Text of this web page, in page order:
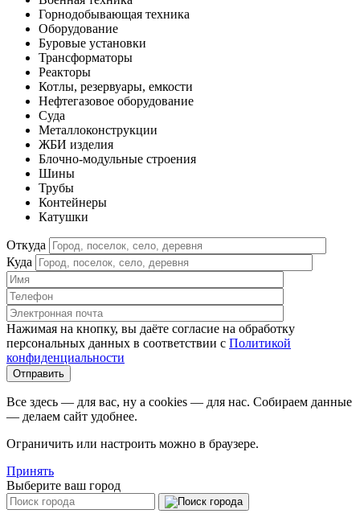
Горнодобывающая техника
Оборудование
Буровые установки
Трансформаторы
Реакторы
Котлы, резервуары, емкости
Нефтегазовое оборудование
Cуда
Металлоконструкции
ЖБИ изделия
Блочно-модульные строения
Шины
Трубы
Контейнеры
Катушки
Откуда
Куда
Нажимая на кнопку, вы даёте согласие на обработку
персональных данных в соответствии c Политикой
конфиденциальности
Все здесь — для вас, ну а cookies — для нас. Собираем данные
— делаем сайт удобнее.
Ограничить или настроить можно в браузере.
Принять
Выберите ваш город